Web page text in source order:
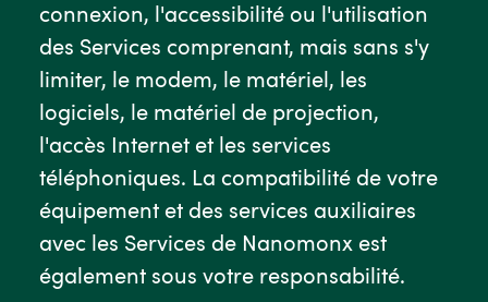
connexion, l'accessibilité ou l'utilisation
des Services comprenant, mais sans s'y
limiter, le modem, le matériel, les
logiciels, le matériel de projection,
l'accès Internet et les services
téléphoniques. La compatibilité de votre
équipement et des services auxiliaires
avec les Services de Nanomonx est
également sous votre responsabilité.